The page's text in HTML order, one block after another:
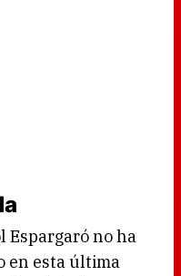
Espargaró no ha
en esta última